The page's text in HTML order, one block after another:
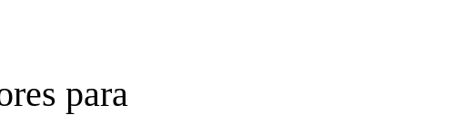
para